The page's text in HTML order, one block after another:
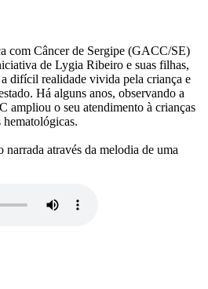
com Câncer de Sergipe (GACC/SE)
de Lygia Ribeiro e suas filhas,
difícil realidade vivida pela criança e
Há alguns anos, observando a
ampliou o seu atendimento à crianças
hematológicas.
narrada através da melodia de uma